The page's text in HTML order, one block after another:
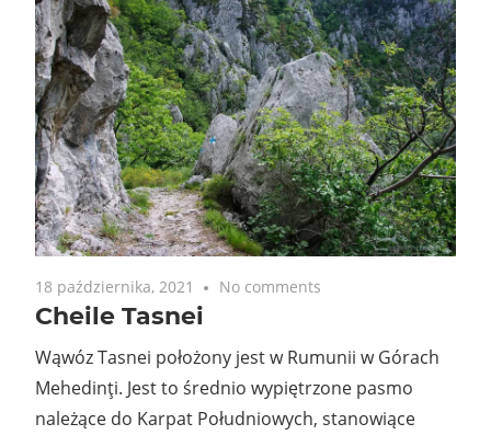
18 października, 2021 No comments
Cheile Tasnei
Wąwóz Tasnei położony jest w Rumunii w Górach
Mehedinţi. Jest to średnio wypiętrzone pasmo
należące do Karpat Południowych, stanowiące